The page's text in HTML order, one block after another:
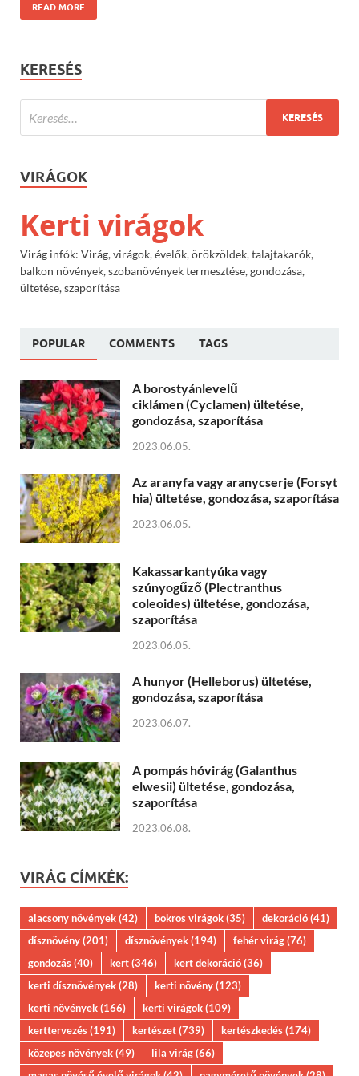
READ MORE
KERESÉS
VIRÁGOK
Kerti virágok
Virág infók: Virág, virágok, évelők, örökzöldek, talajtakarók,
balkon növények, szobanövények termesztése, gondozása,
ültetése, szaporítása
POPULAR COMMENTS TAGS
A borostyánlevelű
ciklámen (Cyclamen) ültetése,
gondozása, szaporítása
2023.06.05.
Az aranyfa vagy aranycserje (Forsyt
hia) ültetése, gondozása, szaporítása
2023.06.05.
Kakassarkantyúka vagy
szúnyogűző (Plectranthus
coleoides) ültetése, gondozása,
szaporítása
2023.06.05.
A hunyor (Helleborus) ültetése,
gondozása, szaporítása
2023.06.07.
A pompás hóvirág (Galanthus
elwesii) ültetése, gondozása,
szaporítása
2023.06.08.
VIRÁG CÍMKÉK:
alacsony növények(42) bokros virágok(35) dekoráció(41)
dísznövény(201) dísznövények(194) fehér virág(76)
gondozás(40) kert(346) kert dekoráció(36)
kerti dísznövények(28) kerti növény(123)
kerti növények(166) kerti virágok(109)
kerttervezés(191) kertészet(739) kertészkedés(174)
közepes növények(49) lila virág(66)